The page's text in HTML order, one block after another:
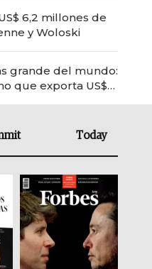
6,2 millones de
y Woloski
grande del mundo:
que exporta US$
Today